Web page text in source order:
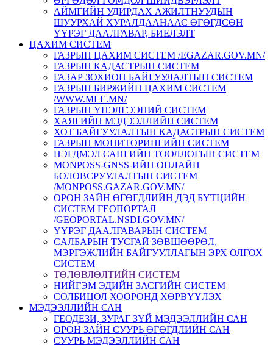
АЙМГИЙН УДИРДАХ АЖИЛТНУУДЫН
ШУУРХАЙ ХУРАЛДААНААС ӨГӨГДСӨН
ҮҮРЭГ ДААЛГАВАР, БИЕЛЭЛТ
ЦАХИМ СИСТЕМ
ГАЗРЫН ЦАХИМ СИСТЕМ /EGAZAR.GOV.MN/
ГАЗРЫН КАДАСТРЫН СИСТЕМ
ГАЗАР ЗОХИОН БАЙГУУЛАЛТЫН СИСТЕМ
ГАЗРЫН БИРЖИЙН ЦАХИМ СИСТЕМ
/WWW.MLE.MN/
ГАЗРЫН ҮНЭЛГЭЭНИЙ СИСТЕМ
ХАЯГИЙН МЭДЭЭЛЛИЙН СИСТЕМ
ХОТ БАЙГУУЛАЛТЫН КАДАСТРЫН СИСТЕМ
ГАЗРЫН МОНИТОРИНГИЙН СИСТЕМ
НЭГДМЭЛ САНГИЙН ТООЛЛОГЫН СИСТЕМ
MONPOSS-GNSS-ИЙН ОНЛАЙН
БОЛОВСРУУЛАЛТЫН СИСТЕМ
/MONPOSS.GAZAR.GOV.MN/
ОРОН ЗАЙН ӨГӨГДЛИЙН ДЭД БҮТЦИЙН
СИСТЕМ ГЕОПОРТАЛ
/GEOPORTAL.NSDI.GOV.MN/
ҮҮРЭГ ДААЛГАВАРЫН СИСТЕМ
CАЛБАРЫН ТУСГАЙ ЗӨВШӨӨРӨЛ,
МЭРГЭЖЛИЙН БАЙГУУЛЛАГЫН ЭРХ ОЛГОХ
СИСТЕМ
ТӨЛӨВЛӨЛТИЙН СИСТЕМ
НИЙГЭМ ЭДИЙН ЗАСГИЙН СИСТЕМ
СОЛБИЦОЛ ХООРОНД ХӨРВҮҮЛЭХ
МЭДЭЭЛЛИЙН САН
ГЕОДЕЗИ, ЗУРАГ ЗҮЙ МЭДЭЭЛЛИЙН САН
ОРОН ЗАЙН СУУРЬ ӨГӨГДЛИЙН САН
СУУРЬ МЭДЭЭЛЛИЙН САН